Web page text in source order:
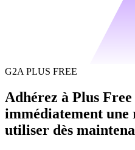
G2A PLUS FREE
Adhérez à Plus Free
immédiatement une
utiliser dès